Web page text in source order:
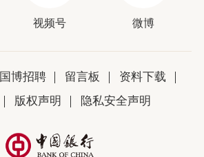
视频号 微博
国博招聘 留言板
资料下载
版权声明 隐私安全声明